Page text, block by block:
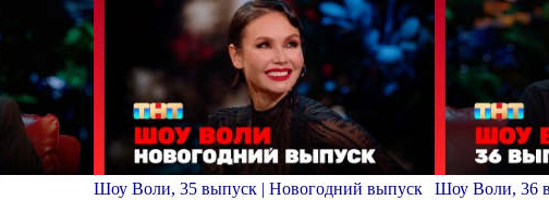
Шоу Воли, 35 выпуск | Новогодний выпуск Шоу Воли, 36